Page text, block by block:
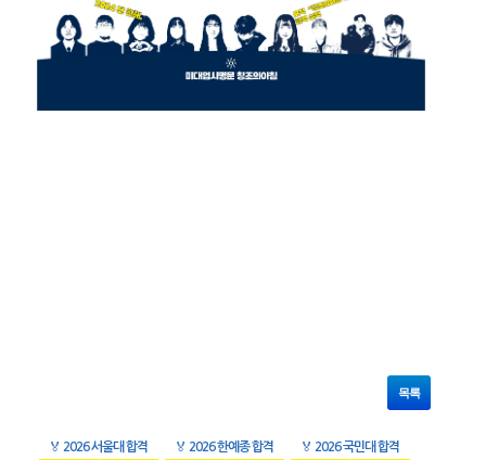
목록
🏅 2026 서울대 합격 🏅 2026 한예종 합격 🏅 2026 국민대 합격